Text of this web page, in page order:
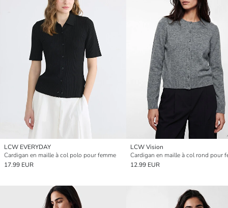
LCW EVERYDAY
Cardigan en maille à col polo pour femme
17.99 EUR
LCW Vision
Cardigan en maille à col rond pour
12.99 EUR